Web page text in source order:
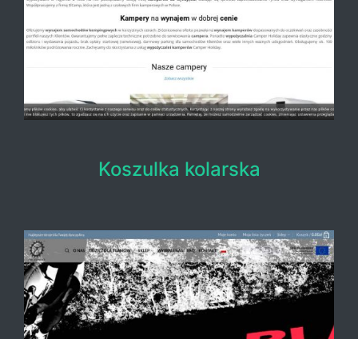
Koszulka kolarska